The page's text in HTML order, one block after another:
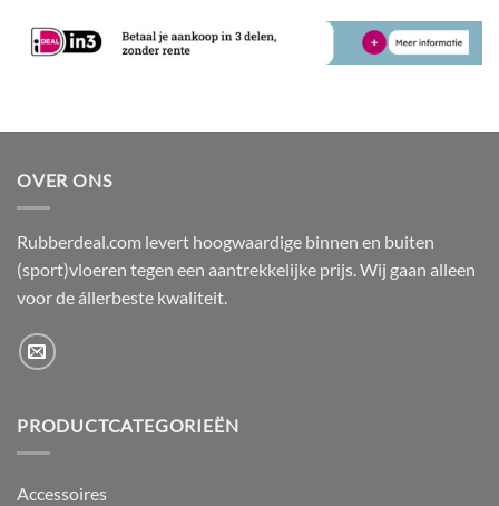
OVER ONS
Rubberdeal.com levert hoogwaardige binnen en buiten
(sport)vloeren tegen een aantrekkelijke prijs. Wij gaan alleen
voor de állerbeste kwaliteit.
PRODUCTCATEGORIEËN
Accessoires